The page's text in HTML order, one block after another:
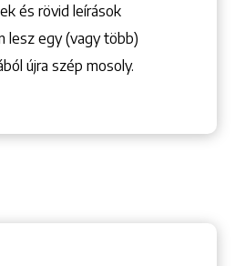
és rövid leírások
lesz egy (vagy több)
újra szép mosoly.